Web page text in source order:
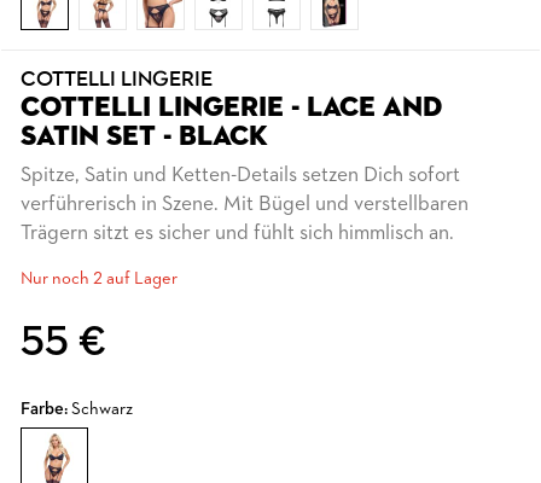
COTTELLI LINGERIE
COTTELLI LINGERIE - LACE AND
SATIN SET - BLACK
Spitze, Satin und Ketten-Details setzen Dich sofort
verführerisch in Szene. Mit Bügel und verstellbaren
Trägern sitzt es sicher und fühlt sich himmlisch an.
Nur noch 2 auf Lager
55 €
Farbe: Schwarz